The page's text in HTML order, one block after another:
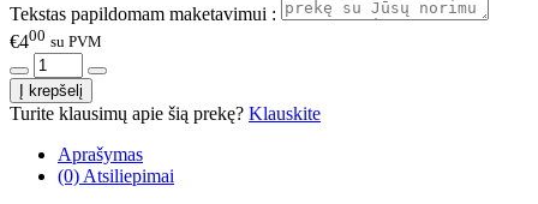
Tekstas papildomam maketavimui :
€400 su PVM
Turite klausimų apie šią prekę? Klauskite
Aprašymas
(0) Atsiliepimai